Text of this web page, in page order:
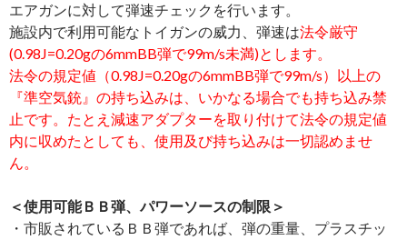
エアガンに対して弾速チェックを行います。
施設内で利用可能なトイガンの威力、弾速は法令厳守
(0.98J=0.20gの6mmBB弾で99m/s未満)とします。
法令の規定値（0.98J=0.20gの6mmBB弾で99m/s）以上の
『準空気銃』の持ち込みは、いかなる場合でも持ち込み禁
止です。たとえ減速アダプターを取り付けて法令の規定値
内に収めたとしても、使用及び持ち込みは一切認めませ
ん。
＜使用可能ＢＢ弾、パワーソースの制限＞
・市販されているＢＢ弾であれば、弾の重量、プラスチッ